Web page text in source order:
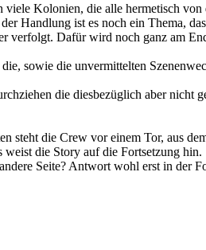
Kolonien, die alle hermetisch
Handlung ist es noch ein Thema,
Dafür wird noch ganz am
sowie die unvermittelten
die diesbezüglich aber nicht
steht die Crew vor einem Tor, aus
die Story auf die Fortsetzung hin.
Seite? Antwort wohl erst in der